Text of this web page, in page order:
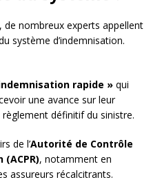
de nombreux experts appellent
système d’indemnisation.
rapide » qui
une avance sur leur
définitif du sinistre.
de l’Autorité de Contrôle
, notamment en
assureurs récalcitrants.